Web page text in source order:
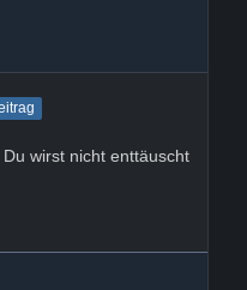
wirst nicht enttäuscht